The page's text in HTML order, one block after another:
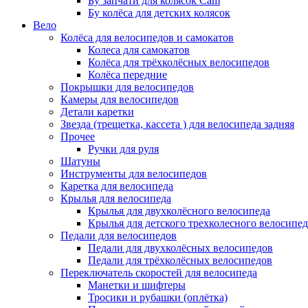
Бу колёса для детских колясок
Вело
Колёса для велосипедов и самокатов
Колеса для самокатов
Колёса для трёхколёсных велосипедов
Колёса передние
Покрышки для велосипедов
Камеры для велосипедов
Детали каретки
Звезда (трещетка, кассета ) для велосипеда задняя
Прочее
Ручки для руля
Шатуны
Инструменты для велосипедов
Каретка для велосипеда
Крылья для велосипеда
Крылья для двухколёсного велосипеда
Крылья для детского трехколесного
Педали для велосипедов
Педали для двухколёсных велосипедов
Педали для трёхколёсных велосипедов
Переключатель скоростей для велосипеда
Манетки и шифтеры
Тросики и рубашки (оплётка)